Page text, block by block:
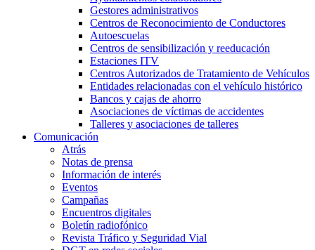
Gestores administrativos
Centros de Reconocimiento de Conductores
Autoescuelas
Centros de sensibilización y reeducación
Estaciones ITV
Centros Autorizados de Tratamiento de Vehículos
Entidades relacionadas con el vehículo histórico
Bancos y cajas de ahorro
Asociaciones de víctimas de accidentes
Talleres y asociaciones de talleres
Comunicación
Atrás
Notas de prensa
Información de interés
Eventos
Campañas
Encuentros digitales
Boletín radiofónico
Revista Tráfico y Seguridad Vial